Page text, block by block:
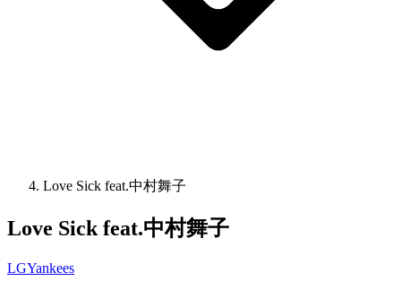
Love Sick feat.中村舞子
Love Sick feat.中村舞子
LGYankees